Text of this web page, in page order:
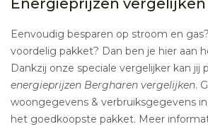
Eenvoudig besparen op stroom en
voordelig pakket? Dan ben je hier aan
Dankzij onze speciale vergelijker kan jij
energieprijzen Bergharen vergelijken.
woongegevens & verbruiksgegevens
het goedkoopste pakket. Meer